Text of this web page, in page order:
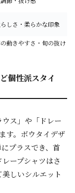
しさ・柔らかな印象
動きやすさ・旬の抜け
個性派スタイ
ス」や「ドレー
す。ボウタイデザ
プラスでき、首
ープシャツはさ
しいシルエット